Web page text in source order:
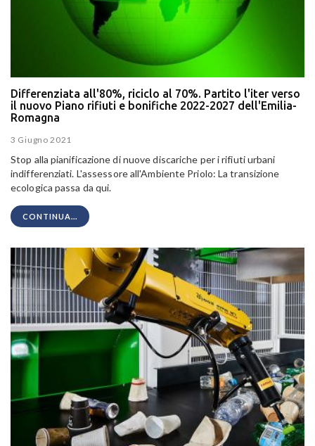
Differenziata all'80%, riciclo al 70%. Partito l'iter verso
il nuovo Piano rifiuti e bonifiche 2022-2027 dell'Emilia-
Romagna
3 Giugno 2021
Stop alla pianificazione di nuove discariche per i rifiuti urbani
indifferenziati. L'assessore all'Ambiente Priolo: La transizione
ecologica passa da qui.
CONTINUA...